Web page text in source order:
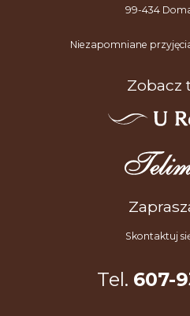
99-434
Niezapomniane
Zobacz
Skontaktuj
Tel. 607-